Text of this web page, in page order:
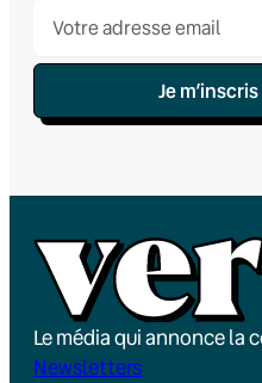
Je
Le média qui annonce la
Newsletters